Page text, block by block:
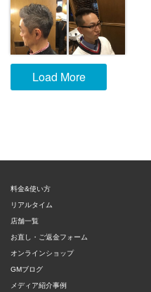
Load More
料金&使い方
リアルタイム
店舗一覧
お直し・ご返金フォーム
オンラインショップ
GMブログ
メディア紹介事例